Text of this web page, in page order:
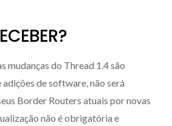
mudanças do Thread 1.4 são
de software, não será
Border Routers atuais por novas
não é obrigatória e